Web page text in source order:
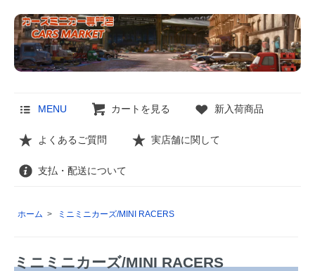
MENU カートを見る 新入荷商品
よくあるご質問 実店舗に関して
支払・配送について
ホーム > ミニミニカーズ/MINI RACERS
ミニミニカーズ/MINI RACERS